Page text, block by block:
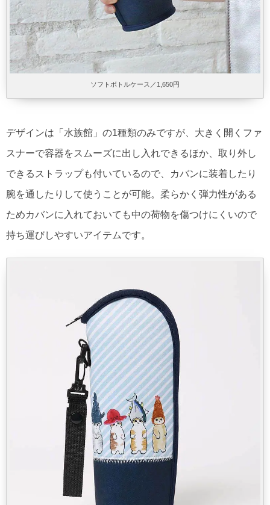
ソフトボトルケース／1,650円
デザインは「水族館」の1種類のみですが、大きく開くファ
スナーで容器をスムーズに出し入れできるほか、取り外し
できるストラップも付いているので、カバンに装着したり
腕を通したりして使うことが可能。柔らかく弾力性がある
ためカバンに入れておいても中の荷物を傷つけにくいので
持ち運びしやすいアイテムです。